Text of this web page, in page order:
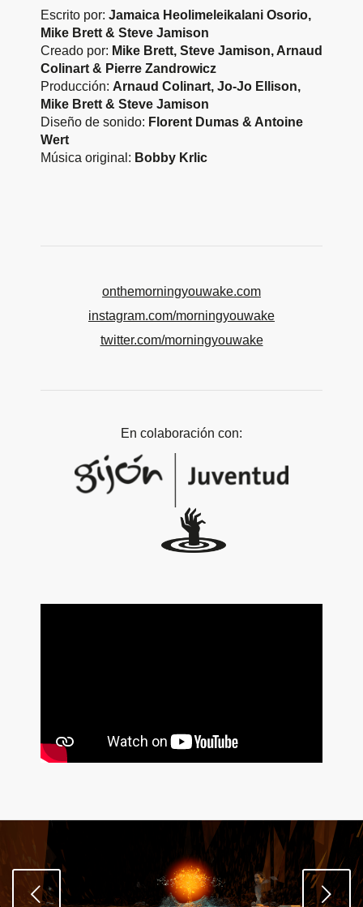
Escrito por: Jamaica Heolimeleikalani Osorio,
Mike Brett & Steve Jamison
Creado por: Mike Brett, Steve Jamison, Arnaud
Colinart & Pierre Zandrowicz
Producción: Arnaud Colinart, Jo-Jo Ellison,
Mike Brett & Steve Jamison
Diseño de sonido: Florent Dumas & Antoine
Wert
Música original: Bobby Krlic
onthemorningyouwake.com
instagram.com/morningyouwake
twitter.com/morningyouwake
En colaboración con:
Posterior